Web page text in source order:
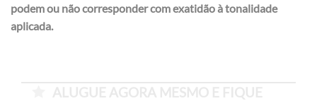
podem ou não corresponder com exatidão à tonalidade
aplicada.